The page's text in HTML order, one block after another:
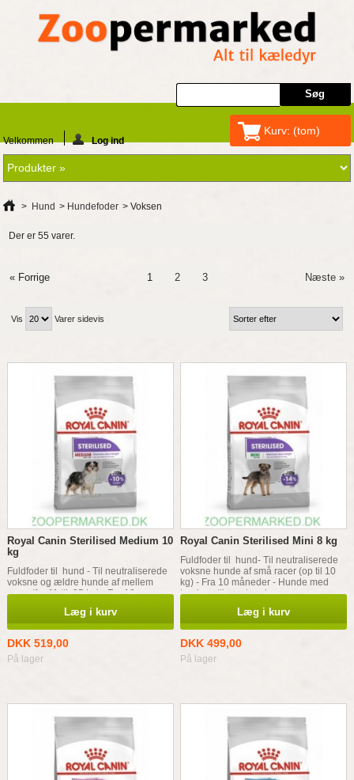
Kurv: (tom)
Velkommen Log ind
> Hund > Hundefoder > Voksen
Der er 55 varer.
« Forrige 1 2 3 Næste »
Vis Varer sidevis
Royal Canin Sterilised Medium 10
kg
Fuldfoder til hund - Til neutraliserede
voksne og ældre hunde af mellem
racer (fra 11 til 25 kg) - Fra 12
Læg i kurv
DKK 519,00
På lager
Royal Canin Sterilised Mini 8 kg
Fuldfoder til hund- Til neutraliserede
voksne hunde af små racer (op til 10
kg) - Fra 10 måneder - Hunde med
tendens til vægtøgning
Læg i kurv
DKK 499,00
På lager